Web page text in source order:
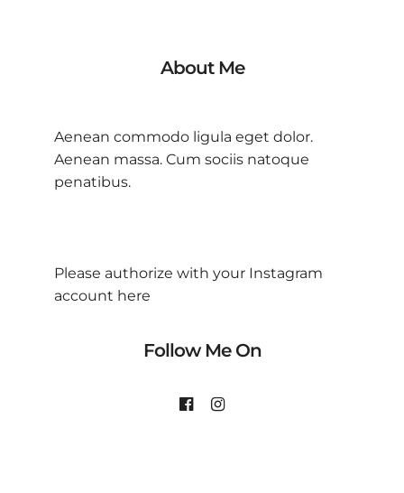
About Me
Aenean commodo ligula eget dolor.
Aenean massa. Cum sociis natoque
penatibus.
Please authorize with your Instagram
account here
Follow Me On